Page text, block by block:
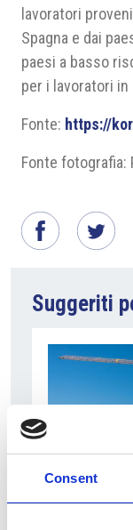
Consent
lavoratori
Spagna e dai
paesi a basso
per i lavoratori in
Fonte: https://
Fonte fotografia:
Suggeriti